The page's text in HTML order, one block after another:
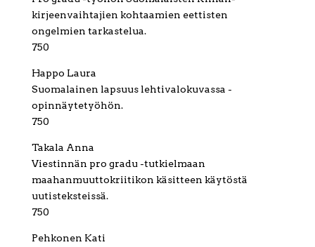
kirjeenvaihtajien kohtaamien eettisten
ongelmien tarkastelua.
750
Happo Laura
Suomalainen lapsuus lehtivalokuvassa -
opinnäytetyöhön.
750
Takala Anna
Viestinnän pro gradu -tutkielmaan
maahanmuuttokriitikon käsitteen käytöstä
uutisteksteissä.
750
Pehkonen Kati